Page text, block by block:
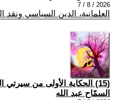
2026 / 8 / 7
العلمانية، الدين السياسي ونقد
(15) الحكاية الأولى من سيرتي الذاتية، 22
السمّاح عبد الله